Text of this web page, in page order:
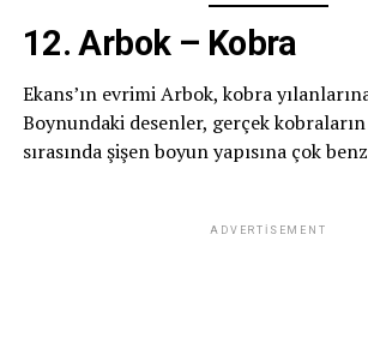
12. Arbok – Kobra
Ekans’ın evrimi Arbok, kobra
Boynundaki desenler, gerçek
sırasında şişen boyun yapısına çok
ADVERTISEMENT